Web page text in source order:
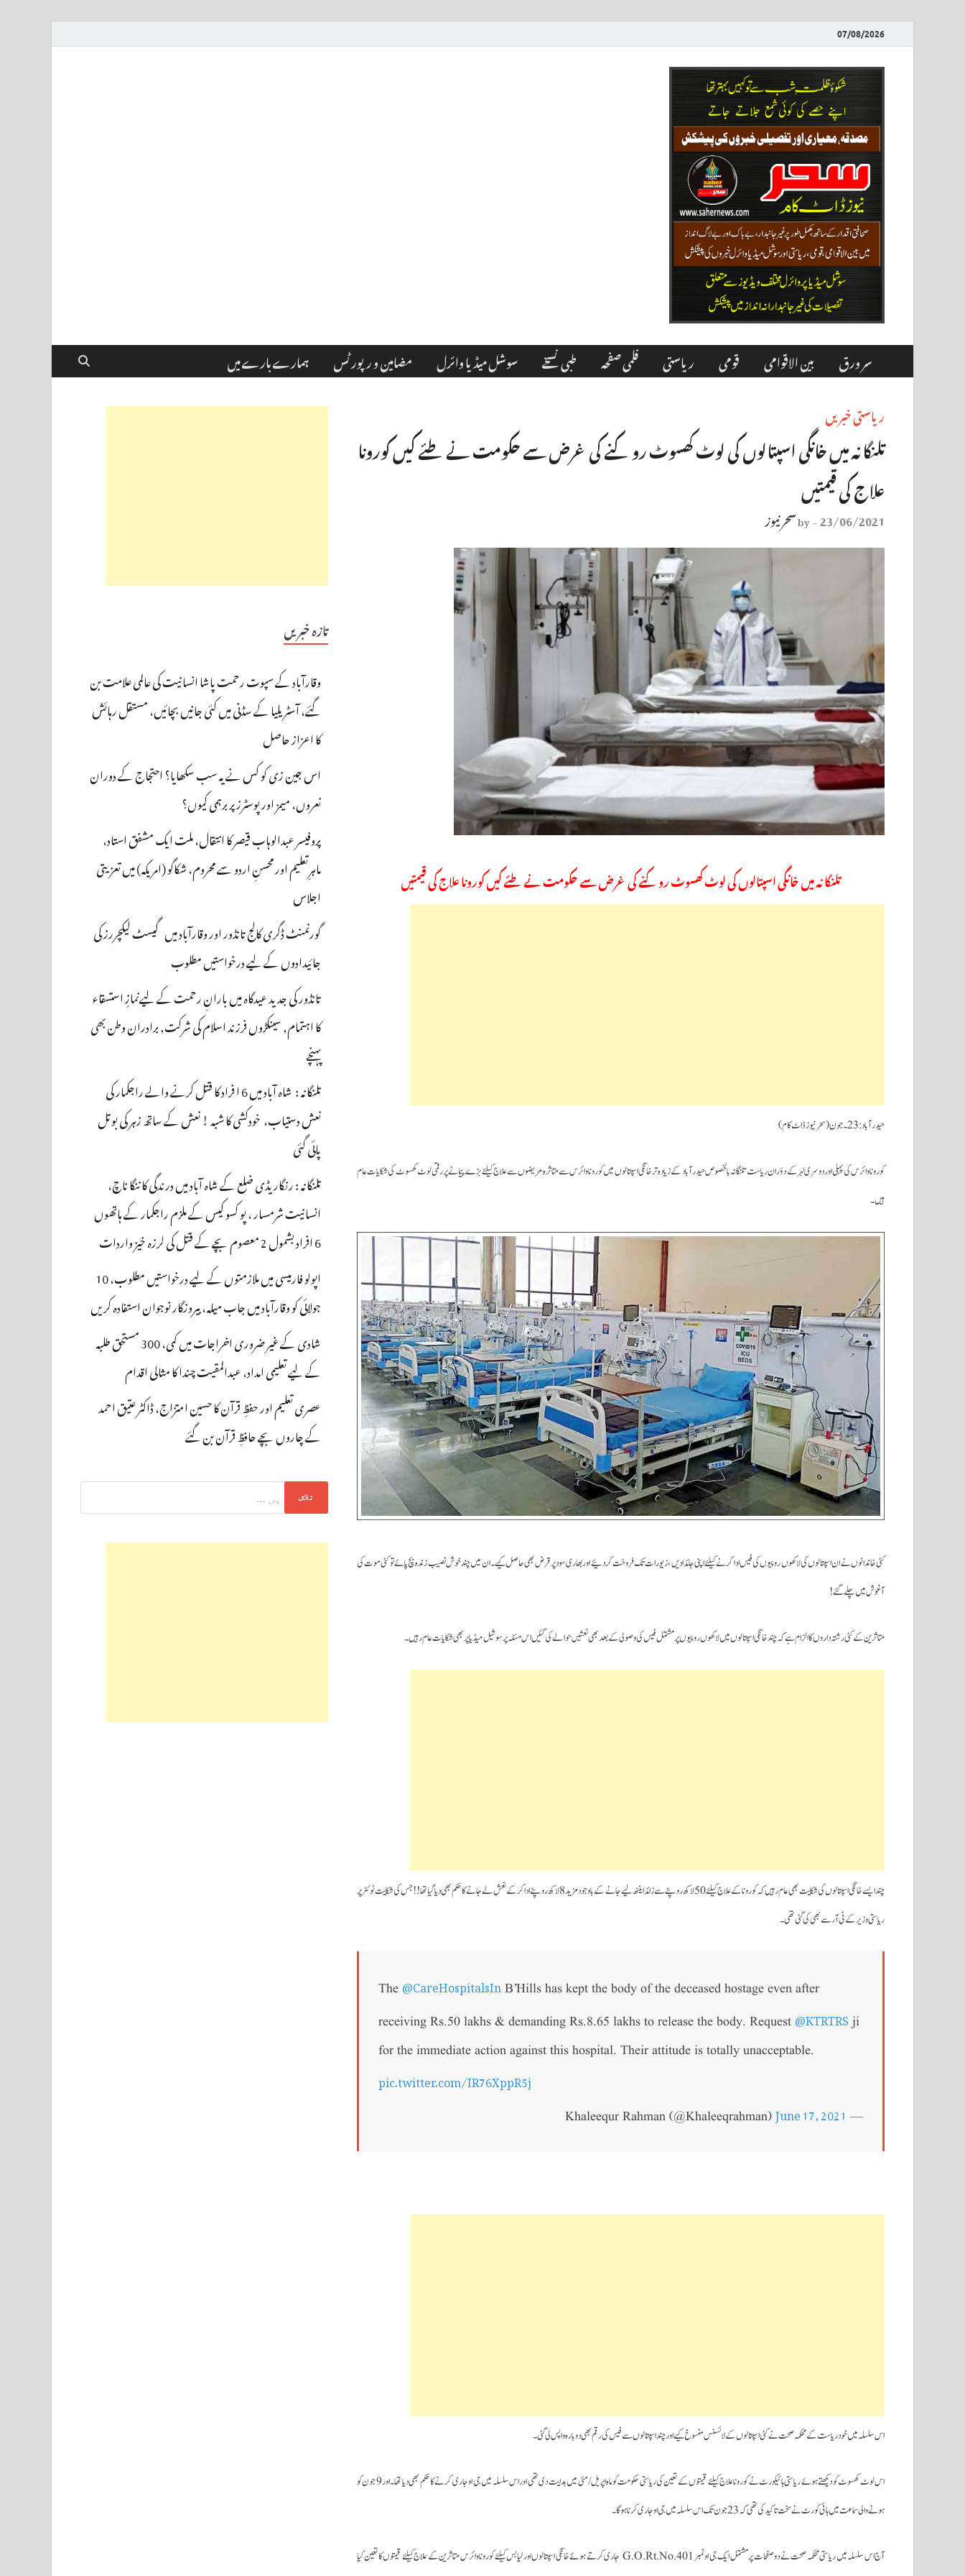
07/08/2026
سر ورق بین الاقوامی قومی ریاستی فلمی صفحہ طبی نسخے سوشل میڈیا وائرل مضامین و رپورٹس
ہمارے بارے میں
ریاستی خبریں
تلنگانہ میں خانگی اسپتالوں کی لوٹ کھسوٹ روکنے کی غرض سے حکومت نے طئے کیں کورونا
علاج کی قیمتیں
23/06/2021
-
byسحر نیوز
تلنگانہ میں خانگی اسپتالوں کی لوٹ کھسوٹ روکنے کی غرض سے حکومت نے طئے کیں کورونا علاج کی قیمتیں
حیدرآباد :23۔جون(سحرنیوزڈاٹ کام)
کورونا وائرس کی پہلی اور دوسری لہر کے دؤران ریاست تلنگانہ بالخصوص حیدرآباد کے زیادہ تر خانگی اسپتالوں میں کورونا وائرس سے متاثرہ مریضوں سے علاج کیلئے بڑے پیمانے پر رقمی لوٹ کھسوٹ کی شکایات عام
ہیں۔
کئی خاندانوں نے ان اسپتالوں کی لاکھوں روپیوں کی فیس ادا کرنے کیلئے اپنی جائدادیں ، زیورات تک فروخت کردئیے اور بھاری سود پر قرض بھی حاصل کیے۔ان میں چند خوش نصیب زندہ بچ پائے تو کئی موت کی
آغوش میں چلے گئے!
متاثرین کے کئی رشتہ داروں کا الزام ہے کہ چند خانگی اسپتالوں میں لاکھوں روپیوں پر مشتمل فیس کی وصولی کے بعد بھی نعشیں حوالے کی گئیں اس مسئلہ پر سوشیل میڈیا پر بھی شکایات عام رہیں۔
چند ایسے خانگی اسپتالوں کی شکایت بھی عام رہیں کہ کورونا کے علاج کیلئے 50 لاکھ روپئے سے زائد اینٹھ لیے جانے کے باوجود مزید 8 لاکھ روپئے ادا کرکے نعش لے جانے کا حکم بھی دیا گیا تھا!! جس کی شکایت ٹوئٹر پر
ریاستی وزیر کے ٹی آر سے بھی کی گئی تھی۔
The @CareHospitalsIn B’Hills has kept the body of the deceased hostage even after
receiving Rs.50 lakhs & demanding Rs.8.65 lakhs to release the body. Request @KTRTRSji
for the immediate action against this hospital. Their attitude is totally unacceptable.
pic.twitter.com/IR76XppR5j
— Khaleequr Rahman (@Khaleeqrahman)
June 17, 2021
اس سلسلہ میں خود ریاست کے محکمہ صحت نے کئی اسپتالوں کے لائسنس منسوخ کیے اور چند اسپتالوں سے فیس کی رقم بھی دوبارہ واپس لی گئی۔
اس لوٹ کھسوٹ کو دیکھتے ہوئے ریاستی ہائیکورٹ نے کوروناعلاج کیلئے قیمتوں کے تعین کی ریاستی حکومت کو ماہ اپریل/ مئی میں ہدایت دی تھی اور اس سلسلہ میں جی او جاری کرنے کا حکم بھی دیا تھا۔اور 9 جون کو
ہونے والی سماعت میں ہائی کورٹ نے سخت تاکید کی تھی کہ 23 جون تک اس سلسلہ میں جی او جاری کرنا ہوگا۔
آج اس سلسلہ میں ریاستی محکمہ صحت نے دو صفحات پر مشتمل ایک جی او نمبر G.O.Rt.No.401 جاری کرتے ہوئے خانگی اسپتالوں اور لیابس کیلئے کورونا وائرس متاثرین کے علاج کیلئے قیمتوں کا تعین کیا
تازہ خبریں
وقارآباد کے سپوت رحمت پاشا انسانیت کی عالمی علامت بن
گئے، آسٹریلیا کے سڈنی میں کئی جانیں بچائیں، مستقل رہائش
کا اعزاز حاصل
اس جین زی کو کس نے یہ سب سکھایا؟ احتجاج کے دوران
نعروں، میمز اور پوسٹرز پر برہمی کیوں؟
پروفیسر عبدالوہاب قیصر کا انتقال، ملت ایک مشفق استاد،
ماہرِتعلیم اور محسنِ اردو سے محروم، شکاگو (امریکہ) میں تعزیتی
اجلاس
گورنمنٹ ڈگری کالج تانڈور اور وقارآباد میں گیسٹ لیکچررز کی
جائیدادوں کے لیے درخواستیں مطلوب
تانڈور کی جدید عیدگاہ میں بارانِ رحمت کے لیےنمازِ استسقاء
کا اہتمام, سینکڑوں فرزند اسلام کی شرکت, برادران وطن بھی
پہنچے
تلنگانہ : شاہ آباد میں 6 ا فراد کا قتل کرنے والے راجکمار کی
نعش دستیاب، خودکشی کا شبہ ! نعش کے ساتھ زہر کی بوتل
پائی گئی
تلنگانہ : رنگاریڈی ضلع کے شاہ آباد میں درندگی کا ننگا ناچ،
انسانیت شرمسار ، پو کسو کیس کے ملزم راجکمار کے ہاتھوں
6 افراد بشمول 2 معصوم بچے کے قتل کی لرزہ خیز واردات
اپولو فارمیسی میں ملازمتوں کے لیے درخواستیں مطلوب، 10
جولائی کو وقارآباد میں جاب میلہ، بیروزگار نوجوان استفادہ کریں
شادی کے غیر ضروری اخراجات میں کمی، 300 مستحق طلبہ
کے لیے تعلیمی امداد، عبدالمقیت چندا کا مثالی اقدام
عصری تعلیم اور حفظِ قرآن کا حسین امتزاج، ڈاکٹر عتیق احمد
کے چاروں بچے حافظِ قرآن بن گئے